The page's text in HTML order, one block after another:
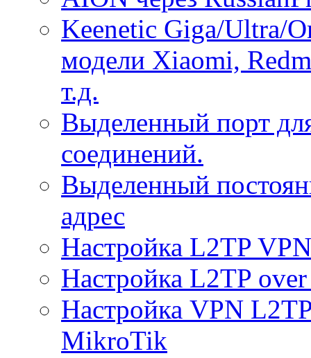
Keenetic Giga/Ultra/
модели Xiaomi,
т.д.
Выделенный порт
соединений.
Выделенный
адрес
Настройка L2TP
Настройка L2TP
Настройка VPN
MikroTik